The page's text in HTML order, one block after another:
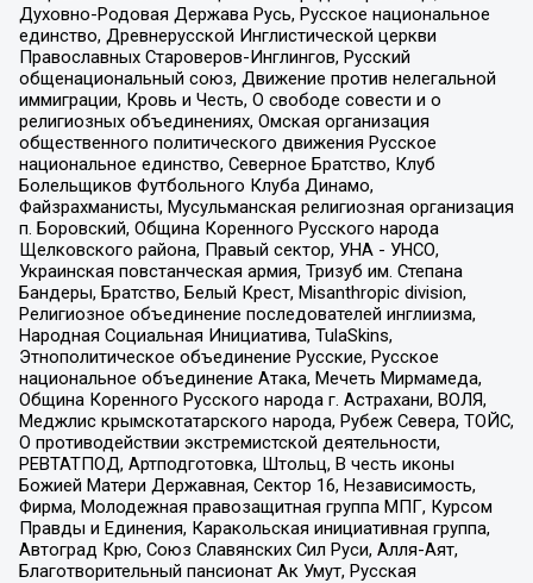
Духовно-Родовая Держава Русь, Русское национальное
единство, Древнерусской Инглистической церкви
Православных Староверов-Инглингов, Русский
общенациональный союз, Движение против нелегальной
иммиграции, Кровь и Честь, О свободе совести и о
религиозных объединениях, Омская организация
общественного политического движения Русское
национальное единство, Северное Братство, Клуб
Болельщиков Футбольного Клуба Динамо,
Файзрахманисты, Мусульманская религиозная организация
п. Боровский, Община Коренного Русского народа
Щелковского района, Правый сектор, УНА - УНСО,
Украинская повстанческая армия, Тризуб им. Степана
Бандеры, Братство, Белый Крест, Misanthropic division,
Религиозное объединение последователей инглиизма,
Народная Социальная Инициатива, TulaSkins,
Этнополитическое объединение Русские, Русское
национальное объединение Атака, Мечеть Мирмамеда,
Община Коренного Русского народа г. Астрахани, ВОЛЯ,
Меджлис крымскотатарского народа, Рубеж Севера, ТОЙС,
О противодействии экстремистской деятельности,
РЕВТАТПОД, Артподготовка, Штольц, В честь иконы
Божией Матери Державная, Сектор 16, Независимость,
Фирма, Молодежная правозащитная группа МПГ, Курсом
Правды и Единения, Каракольская инициативная группа,
Автоград Крю, Союз Славянских Сил Руси, Алля-Аят,
Благотворительный пансионат Ак Умут, Русская